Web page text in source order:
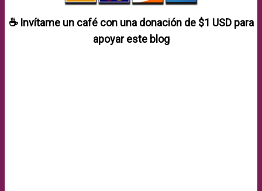
☕ Invítame un café con una donación de $1 USDpara
apoyar este blog